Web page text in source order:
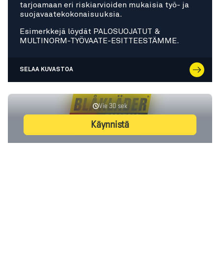
tarjoamaan eri riskiarvioiden mukaisia työ- ja
suojavaatekokonaisuuksia.
Esimerkkejä löydät PALOSUOJATUT &
MULTINORM-TYÖVAATE-ESITTEESTÄMME.
SELAA KUVASTOA